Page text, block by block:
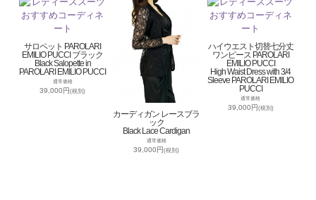
サロペット PAROLARI
EMILIO PUCCI ブラック
Black Salopette in
PAROLARI EMILIO PUCCI
通常価格
39,000円(税別)
カーディガン レースブラ
ック
Black Lace Cardigan
通常価格
39,000円(税別)
ハイウエスト切替七分丈
ワンピース PAROLARI
EMILIO PUCCI
High Waist Dress with 3/4
Sleeve PAROLARI EMILIO
PUCCI
通常価格
39,000円(税別)